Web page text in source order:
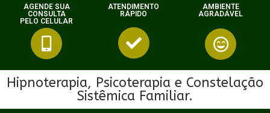
AGENDE SUA
CONSULTA
PELO CELULAR
ATENDIMENTO
RÁPIDO
AMBIENTE
AGRADÁVEL
Hipnoterapia, Psicoterapia e Constelação
Sistêmica Familiar.